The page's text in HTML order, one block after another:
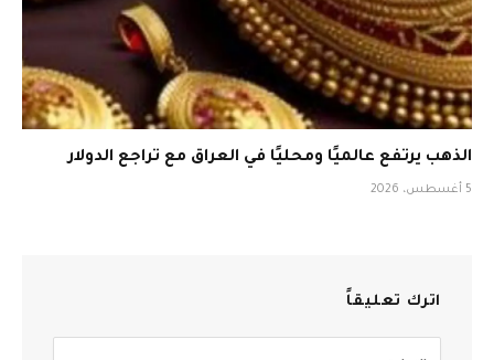
الذهب يرتفع عالميًا ومحليًا في العراق مع تراجع الدولار
5 أغسطس، 2026
اترك تعليقاً